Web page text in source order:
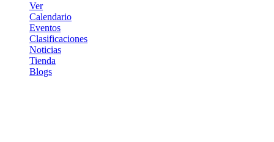
Ver
Calendario
Eventos
Clasificaciones
Noticias
Tienda
Blogs